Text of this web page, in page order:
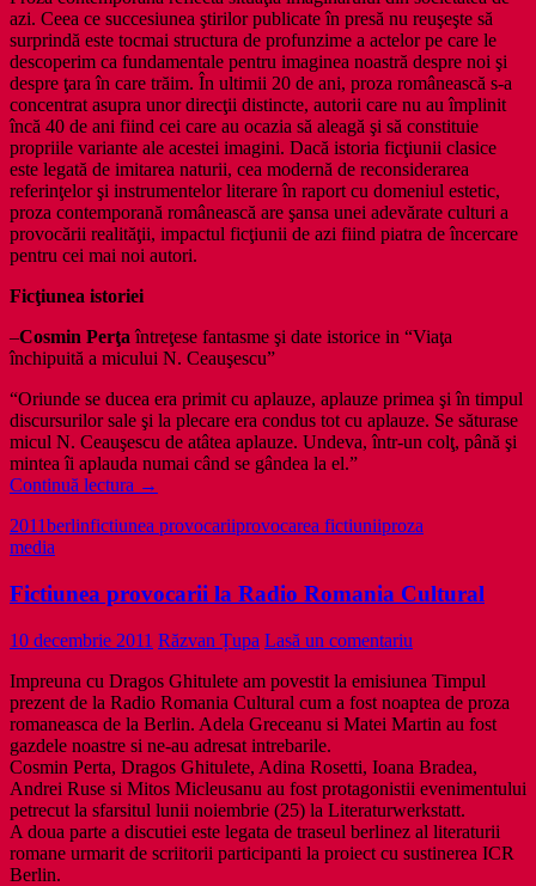
azi. Ceea ce succesiunea ştirilor publicate în presă nu reuşeşte să
surprindă este tocmai structura de profunzime a actelor pe care le
descoperim ca fundamentale pentru imaginea noastră despre noi şi
despre ţara în care trăim. În ultimii 20 de ani, proza românească s-a
concentrat asupra unor direcţii distincte, autorii care nu au împlinit
încă 40 de ani fiind cei care au ocazia să aleagă şi să constituie
propriile variante ale acestei imagini. Dacă istoria ficţiunii clasice
este legată de imitarea naturii, cea modernă de reconsiderarea
referinţelor şi instrumentelor literare în raport cu domeniul estetic,
proza contemporană românească are şansa unei adevărate culturi a
provocării realităţii, impactul ficţiunii de azi fiind piatra de încercare
pentru cei mai noi autori.
Ficţiunea istoriei
–Cosmin Perţaîntreţese fantasme şi date istorice in “Viaţa
închipuită a micului N. Ceauşescu”
“Oriunde se ducea era primit cu aplauze, aplauze primea şi în timpul
discursurilor sale şi la plecare era condus tot cu aplauze. Se săturase
micul N. Ceauşescu de atâtea aplauze. Undeva, într-un colţ, până şi
mintea îi aplauda numai când se gândea la el.”
Continuă lectura Traseul
al
Ficţiunea
–
cum
a
fost
lectura
de
proza
noua
romaneasca
de
la
→
2011berlinfictiunea provocariiprovocarea fictiuniiproza
media
Fictiunea provocarii la Radio Romania Cultural
10 decembrie 2011 Răzvan Țupa Lasă un comentariu
Impreuna cu Dragos Ghitulete am povestit la emisiunea Timpul
prezent de la Radio Romania Cultural cum a fost noaptea de proza
romaneasca de la Berlin. Adela Greceanu si Matei Martin au fost
gazdele noastre si ne-au adresat intrebarile.
Cosmin Perta, Dragos Ghitulete, Adina Rosetti, Ioana Bradea,
Andrei Ruse si Mitos Micleusanu au fost protagonistii evenimentului
petrecut la sfarsitul lunii noiembrie (25) la Literaturwerkstatt.
A doua parte a discutiei este legata de traseul berlinez al literaturii
romane urmarit de scriitorii participanti la proiect cu sustinerea ICR
Berlin.